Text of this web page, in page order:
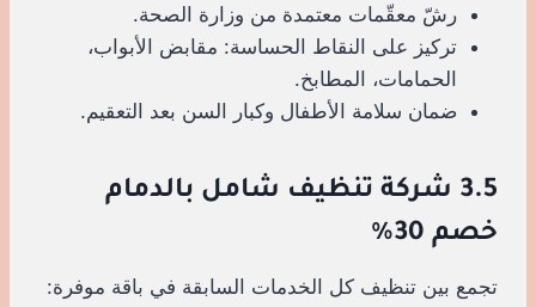
رشّ معقّمات معتمدة من وزارة الصحة.
تركيز على النقاط الحساسة: مقابض الأبواب،
الحمامات، المطابخ.
ضمان سلامة الأطفال وكبار السن بعد التعقيم.
3.5 شركة تنظيف شامل بالدمام
خصم 30%
تجمع بين تنظيف كل الخدمات السابقة في باقة موفرة: